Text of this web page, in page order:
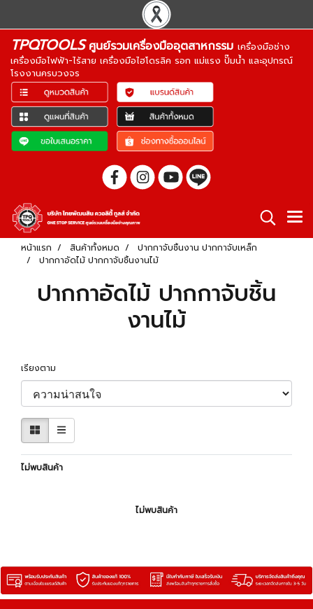
TPQTOOLSศูนย์รวมเครื่องมืออุตสาหกรรม เครื่องมือช่าง
เครื่องมือไฟฟ้า-ไร้สาย เครื่องมือไฮโดรลิค รอก แม่แรง ปั๊มน้ำ และอุปกรณ์
โรงงานครบวงจร
หน้าแรก สินค้าทั้งหมด
ปากกาจับชิ้นงาน ปากกาจับเหล็ก
ปากกาอัดไม้ ปากกาจับชิ้นงานไม้
ปากกาอัดไม้ ปากกาจับชิ้น
งานไม้
เรียงตาม
ไม่พบสินค้า
ไม่พบสินค้า